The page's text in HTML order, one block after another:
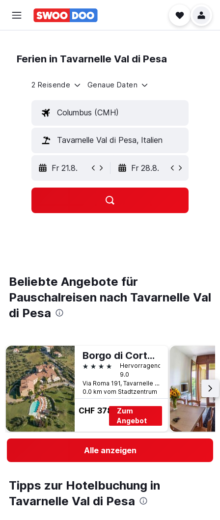
Ferien in Tavarnelle Val di Pesa
2 Reisende Genaue Daten
Columbus (CMH)
Tavarnelle Val di Pesa, Italien
Fr 21.8. Fr 28.8.
Beliebte Angebote für
Pauschalreisen nach Tavarnelle Val
di Pesa
Borgo di Cortefreda
4 Sterne
Hervorragend
9.0
Via Roma 191, Tavarnelle Val di Pesa, Toskana, Italien
0.0 km vom Stadtzentrum
CHF 378
Zum
Angebot
Alle anzeigen
Tipps zur Hotelbuchung in
Tavarnelle Val di Pesa